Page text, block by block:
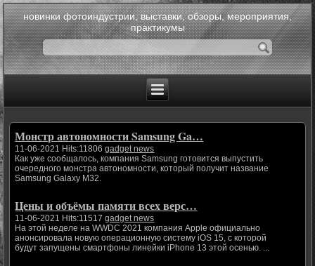
новинки фотоиндустрии, выставки, обзоры, мероприятия,
практикумы
Монстр автономности Samsung Ga…
11-06-2021 Hits:11806gadget news
Как уже сообщалось, компания Samsung готовится выпустить
очередного монстра автономности, который получит название
Samsung Galaxy M32.
Цены и объёмы памяти всех верс…
11-06-2021 Hits:11517gadget news
На этой неделе на WWDC 2021 компания Apple официально
анонсировала новую операционную систему iOS 15, с которой
будут запущены смартфоны линейки iPhone 13 этой осенью. ...